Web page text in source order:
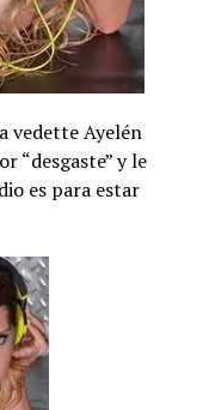
vedette Ayelén
“desgaste” y le
es para estar